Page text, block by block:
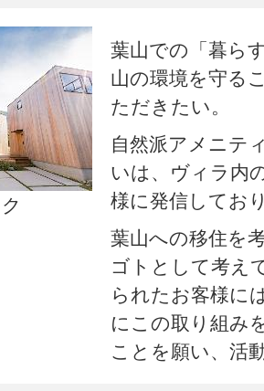
葉山での「暮ら
山の環境を守る
ただきたい。
自然派アメニテ
いは、ヴィラ内
様に発信してお
葉山への移住を
ゴトとして考え
られたお客様に
にこの取り組み
ことを願い、活